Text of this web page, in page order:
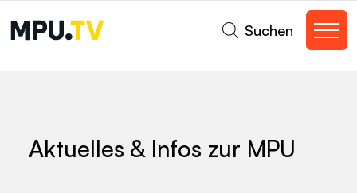
Aktuelles & Infos zur MPU
Suchen